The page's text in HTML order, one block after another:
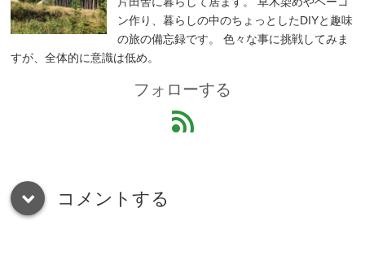
ン作り、暮らしの中のちょっとしたDIYと趣味
の旅の備忘録です。 色々な事に挑戦してみま
すが、全体的に意識は低め。
フォローする
feed
down コメントする